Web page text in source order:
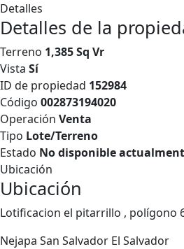
Detalles
Detalles de la
Terreno 1,385 Sq Vr
Vista Sí
ID de propiedad 152984
Código 002873194020
Operación Venta
Tipo Lote/Terreno
Estado No disponible
Ubicación
Ubicación
Lotificacion el pitarrillo , polígono
Nejapa San Salvador El Salvador